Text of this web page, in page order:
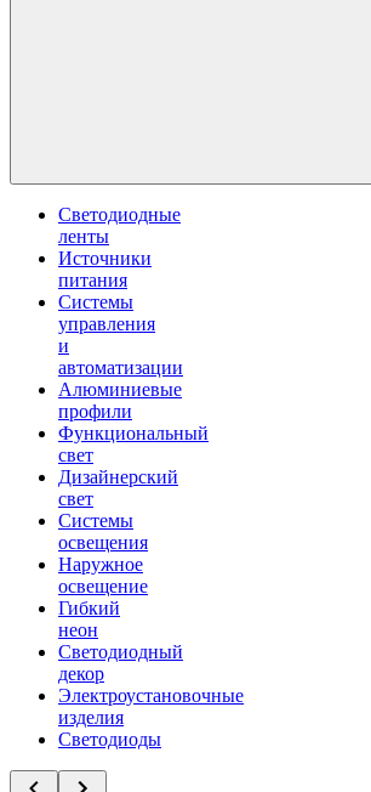
Светодиодные
ленты
Источники
питания
Системы
управления
и
автоматизации
Алюминиевые
профили
Функциональный
свет
Дизайнерский
свет
Системы
освещения
Наружное
освещение
Гибкий
неон
Светодиодный
декор
Электроустановочные
изделия
Светодиоды